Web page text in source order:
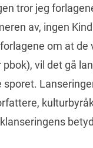
tror jeg
av, ingen
om at de
vil det gå